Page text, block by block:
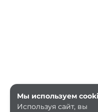
Мы используем
Используя сайт, вы